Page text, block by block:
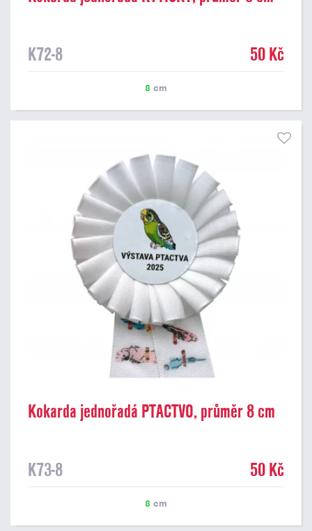
K72-8 50 Kč
8 cm
Kokarda jednořadá PTACTVO, průměr 8 cm
K73-8 50 Kč
8 cm